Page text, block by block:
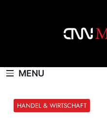
MENU
HANDEL & WIRTSCHAFT